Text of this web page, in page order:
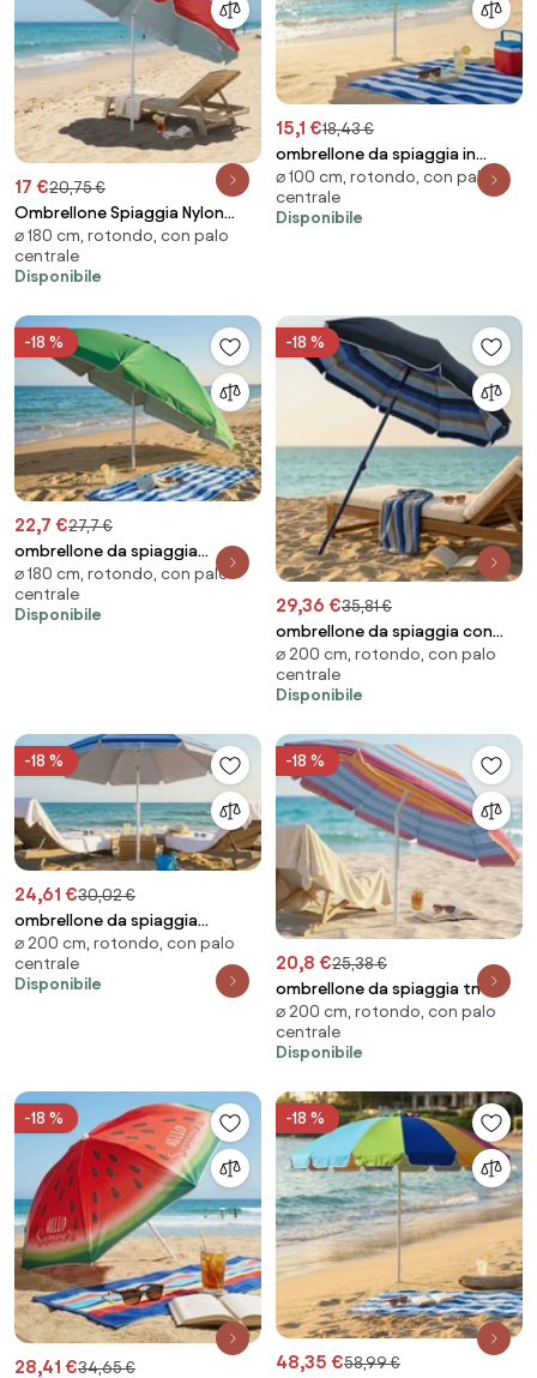
17 €20,75 €
Ombrellone Spiaggia Nylon
Protezione Uv Diametro 1,8 M
colore CASUALE
⌀ 180 cm, rotondo, con palo
centrale
Disponibile
15,1 €18,43 €
ombrellone da spiaggia in
acciaio e tnt tondo 1 m
⌀ 100 cm, rotondo, con palo
centrale
Disponibile
-18 %
22,7 €27,7 €
ombrellone da spiaggia
poliestere uv tondo 1,80 m /
palo da 22 mm
⌀ 180 cm, rotondo, con palo
centrale
Disponibile
-18 %
29,36 €35,81 €
ombrellone da spiaggia con
paragon
⌀ 200 cm, rotondo, con palo
centrale
Disponibile
-18 %
24,61 €30,02 €
ombrellone da spiaggia
poliestere uv m
⌀ 200 cm, rotondo, con palo
centrale
Disponibile
-18 %
20,8 €25,38 €
ombrellone da spiaggia tnt
tondo 2 m / palo da 32 mm
⌀ 200 cm, rotondo, con palo
centrale
Disponibile
-18 %
28,41 €34,65 €
-18 %
48,35 €58,99 €